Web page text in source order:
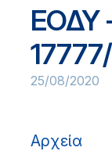
ΕΟΔΥ
25/08/2020
Αρχεία